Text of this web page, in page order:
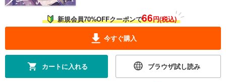
新規会員70%OFFクーポンで66円(税込)
今すぐ購入
カートに入れる ブラウザ試し読み